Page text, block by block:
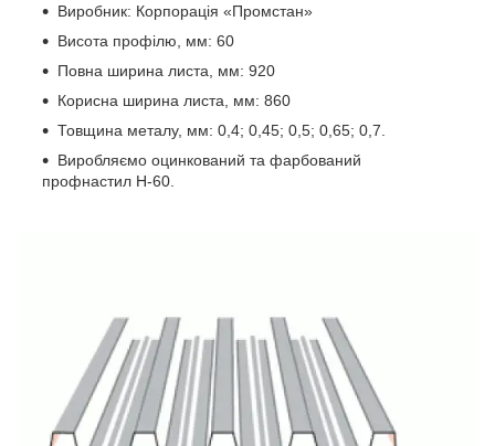
Виробник: Корпорація «Промстан»
Висота профілю, мм: 60
Повна ширина листа, мм: 920
Корисна ширина листа, мм: 860
Товщина металу, мм: 0,4; 0,45; 0,5; 0,65; 0,7.
Виробляємо оцинкований та фарбований
профнастил Н-60.